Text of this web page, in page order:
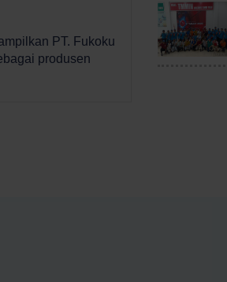
PT. Fukoku
produsen